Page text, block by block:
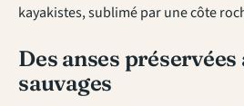
kayakistes, sublimé par une côte
Des anses préservées
sauvages